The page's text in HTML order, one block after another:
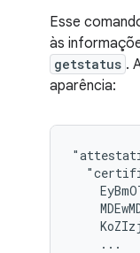
Esse
às
getstatus .
aparência:
    ...